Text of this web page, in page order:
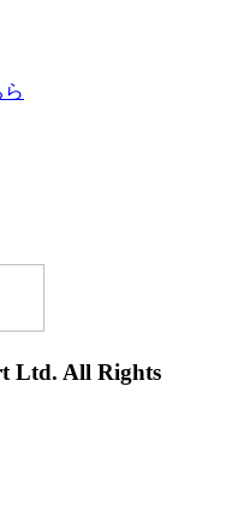
Ltd. All Rights